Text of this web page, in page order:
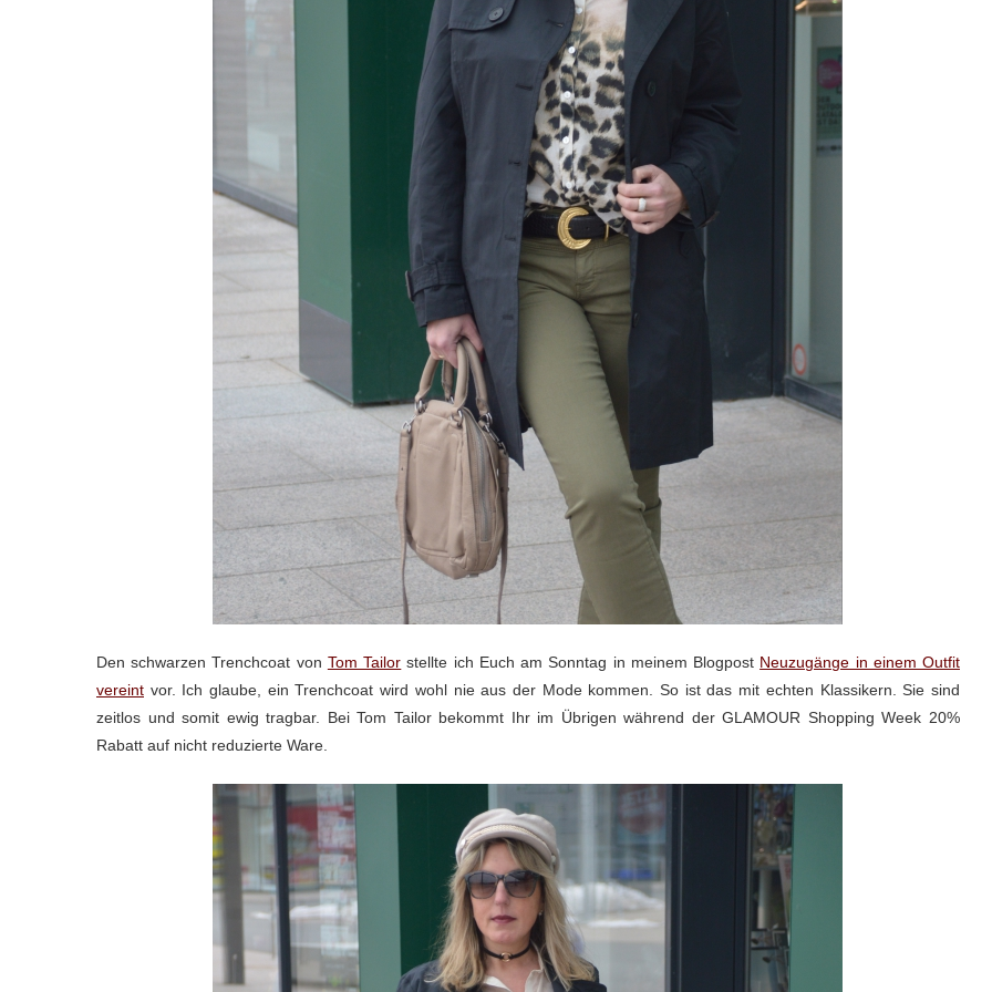
Den schwarzen Trenchcoat von Tom Tailor stellte ich Euch am Sonntag in meinem Blogpost Neuzugänge in einem Outfit
vereint vor. Ich glaube, ein Trenchcoat wird wohl nie aus der Mode kommen. So ist das mit echten Klassikern. Sie sind
zeitlos und somit ewig tragbar. Bei Tom Tailor bekommt Ihr im Übrigen während der GLAMOUR Shopping Week 20%
Rabatt auf nicht reduzierte Ware.